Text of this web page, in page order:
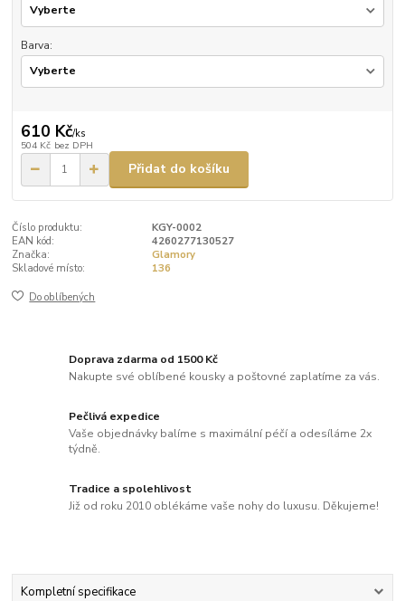
Barva:
610 Kč/ks
504 Kč bez DPH
Přidat do košíku
Číslo produktu:
KGY-0002
EAN kód:
4260277130527
Značka:
Glamory
Skladové místo:
136
Do oblíbených
Doprava zdarma od 1500 Kč
Nakupte své oblíbené kousky a poštovné zaplatíme za vás.
Pečlivá expedice
Vaše objednávky balíme s maximální péčí a odesíláme 2x
týdně.
Tradice a spolehlivost
Již od roku 2010 oblékáme vaše nohy do luxusu. Děkujeme!
Kompletní specifikace